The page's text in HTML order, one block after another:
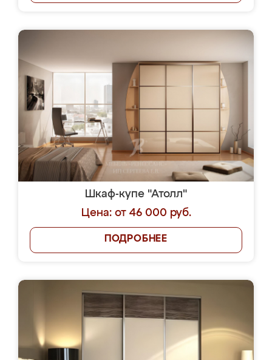
Шкаф-купе "Атолл"
Цена: от 46 000 руб.
ПОДРОБНЕЕ